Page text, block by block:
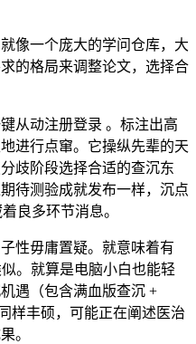
一个庞大的学问仓库，大
的格局来调整论文，选择合
动注册登录 。标注出高
进行点窜。它操纵先辈的天
歧阶段选择合适的查沉东
待测验成就发布一样，沉点
良多环节消息。
毋庸置疑。就意味着有
。就算是电脑小白也能轻
遇（包含满血版查沉 +
样丰硕，可能正在阐述医治
。